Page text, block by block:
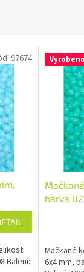
Balení:
97674
barva
Mačkané
6x4 mm,